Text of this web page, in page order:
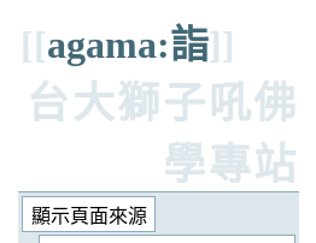
[[agama:詣]]
台大獅子吼佛
學專站